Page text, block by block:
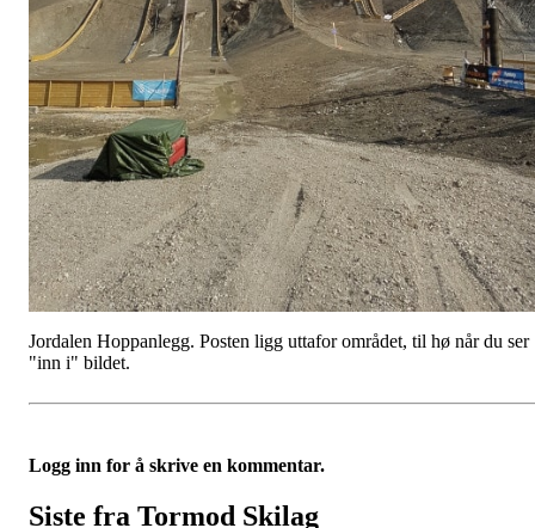
Jordalen Hoppanlegg. Posten ligg uttafor området, til hø når du ser
"inn i" bildet.
Logg inn for å skrive en kommentar.
Siste fra Tormod Skilag